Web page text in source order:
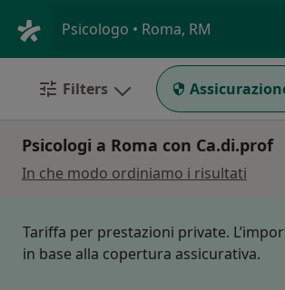
Psicologo • Roma, RM
Filters
Psicologi a Roma con Ca.di.prof
In che modo ordiniamo i risultati
Tariffa per prestazioni private.
in base alla copertura assicurativa.